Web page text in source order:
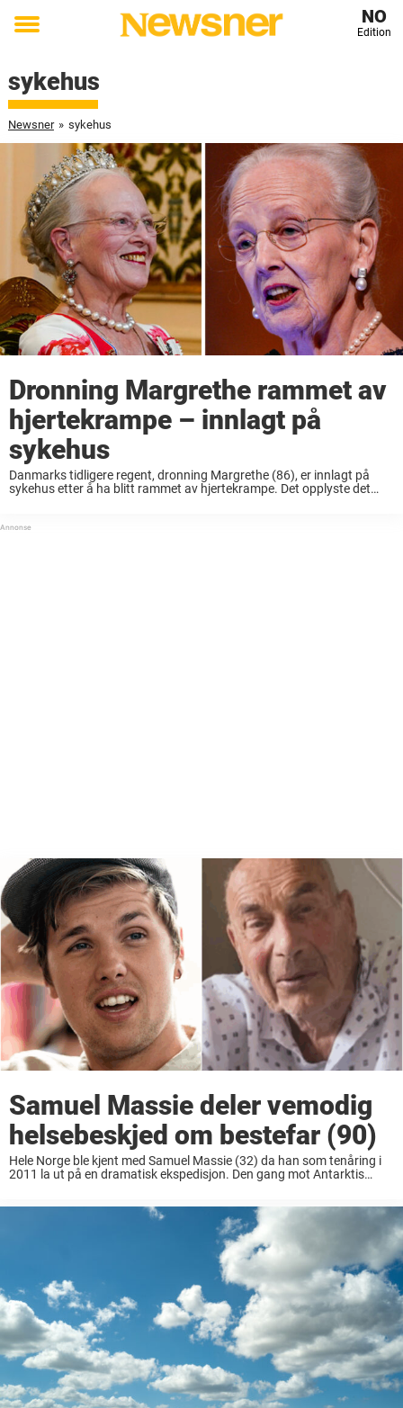
Toggle
NO
Edition
sykehus
Newsner » sykehus
Dronning Margrethe rammet av
hjertekrampe – innlagt på
sykehus
Danmarks tidligere regent, dronning Margrethe (86), er innlagt på
sykehus etter å ha blitt rammet av hjertekrampe. Det opplyste det
Samuel Massie deler vemodig
helsebeskjed om bestefar (90)
Hele Norge ble kjent med Samuel Massie (32) da han som tenåring i
2011 la ut på en dramatisk ekspedisjon. Den gang mot Antarktis